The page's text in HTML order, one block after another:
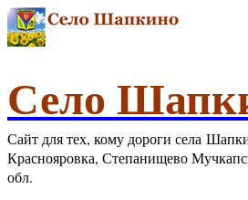
Село
Сайт для тех, кому дороги села
Краснояровка, Степанищево
обл.